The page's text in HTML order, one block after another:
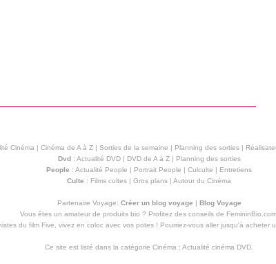
Cinéma | Cinéma de A à Z| Sorties de la semaine | Planning des sorties|
Dvd: Actualité DVD| DVD de A à Z| Planning des sorties
People : Actualité People | Portrait People | Culculte | Entretiens
Culte : Films cultes | Gros plans | Autour du Cinéma
Partenaire Voyage: Créer un blog voyage | Blog Voyage
Vous êtes un amateur de produits bio ? Profitez des conseils de FemininBio.com.
du film Five, vivez en coloc avec vos potes ! Pourriez-vous aller jusqu'à acheter
Ce site est listé dans la catégorie Cinéma : Actualité cinéma DVD